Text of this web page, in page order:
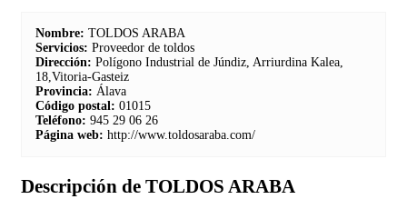
Nombre: TOLDOS ARABA
Servicios: Proveedor de toldos
Dirección: Polígono Industrial de Júndiz, Arriurdina Kalea,
18,Vitoria-Gasteiz
Provincia: Álava
Código postal: 01015
Teléfono: 945 29 06 26
Página web: http://www.toldosaraba.com/
Descripción de TOLDOS ARABA